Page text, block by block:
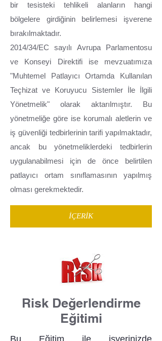
bir tesisteki tehlikeli alanların hangi
bölgelere girdiğinin belirlemesi işverene
bırakılmaktadır.
2014/34/EC sayılı Avrupa Parlamentosu
ve Konseyi Direktifi ise mevzuatımıza
"Muhtemel Patlayıcı Ortamda Kullanılan
Teçhizat ve Koruyucu Sistemler İle İlgili
Yönetmelik" olarak aktarılmıştır. Bu
yönetmeliğe göre ise korumalı aletlerin ve
iş güvenliği tedbirlerinin tarifi yapılmaktadır,
ancak bu yönetmeliklerdeki tedbirlerin
uygulanabilmesi için de önce belirtilen
patlayıcı ortam sınıflamasının yapılmış
olması gerekmektedir.
İÇERİK
Risk Değerlendirme
Eğitimi